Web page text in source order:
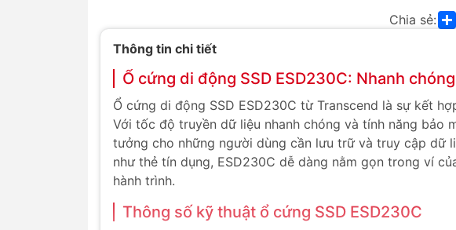
Chia sẻ:
Thông tin chi tiết
Ổ cứng di động SSD ESD230C: Nhanh
Ổ cứng di động SSD ESD230C từ Transcend là sự kết
Với tốc độ truyền dữ liệu nhanh chóng và tính năng bảo
tưởng cho những người dùng cần lưu trữ và truy cập dữ
như thẻ tín dụng, ESD230C dễ dàng nằm gọn trong ví
hành trình.
Thông số kỹ thuật ổ cứng SSD ESD230C